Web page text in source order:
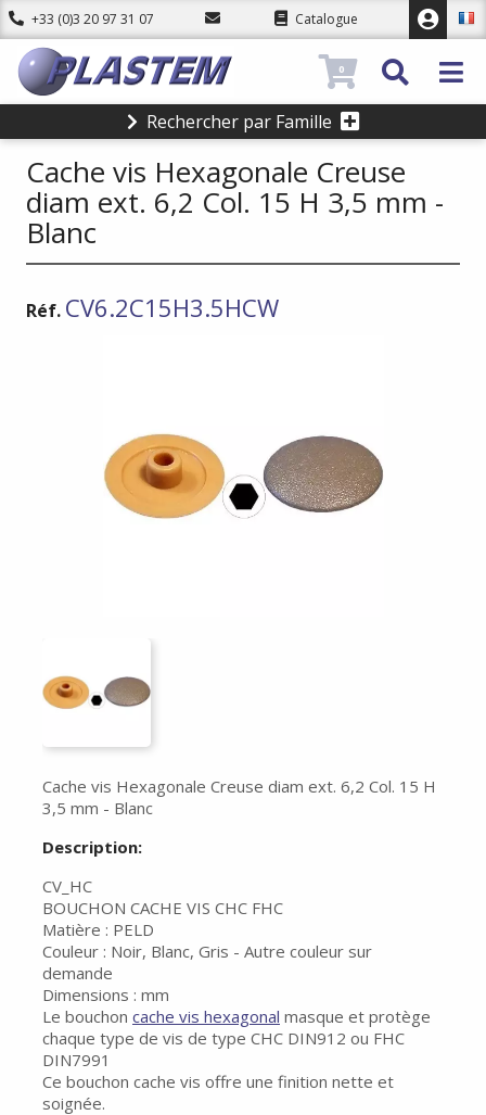
+33 (0)3 20 97 31 07 Catalogue
Rechercher par Famille
0
Cache vis Hexagonale Creuse
diam ext. 6,2 Col. 15 H 3,5 mm -
Blanc
Réf. CV6.2C15H3.5HCW
Cache vis Hexagonale Creuse diam ext. 6,2 Col. 15 H
3,5 mm - Blanc
Description:
CV_HC
BOUCHON CACHE VIS CHC FHC
Matière : PELD
Couleur : Noir, Blanc, Gris - Autre couleur sur
demande
Dimensions : mm
Le bouchon cache vis hexagonal masque et protège
chaque type de vis de type CHC DIN912 ou FHC
DIN7991
Ce bouchon cache vis offre une finition nette et
soignée.